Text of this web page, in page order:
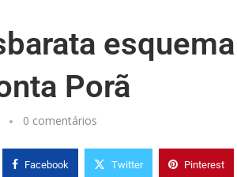
Porã
0 comentários
Facebook Twitter Pinterest